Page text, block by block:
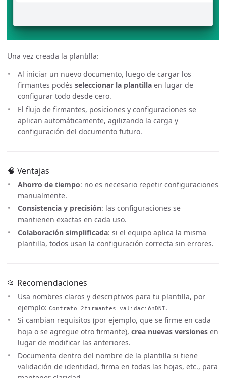
Una vez creada la plantilla:
Al iniciar un nuevo documento, luego de cargar los
firmantes podés seleccionar la plantilla en lugar de
configurar todo desde cero.
El flujo de firmantes, posiciones y configuraciones se
aplican automáticamente, agilizando la carga y
configuración del documento futuro.
🧠 Ventajas
Ahorro de tiempo: no es necesario repetir configuraciones
manualmente.
Consistencia y precisión: las configuraciones se
mantienen exactas en cada uso.
Colaboración simplificada: si el equipo aplica la misma
plantilla, todos usan la configuración correcta sin errores.
📂 Recomendaciones
Usa nombres claros y descriptivos para tu plantilla, por
ejemplo: Contrato–2firmantes–validaciónDNI.
Si cambian requisitos (por ejemplo, que se firme en cada
hoja o se agregue otro firmante), crea nuevas versiones en
lugar de modificar las anteriores.
Documenta dentro del nombre de la plantilla si tiene
validación de identidad, firma en todas las hojas, etc., para